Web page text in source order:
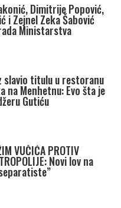
Dimitrije Popović,
i Zejnel Zeka Šabović
Ministarstva
slavio titulu u restoranu
na Menhetnu: Evo šta je
Gutiću
VUČIĆA PROTIV
Novi lov na